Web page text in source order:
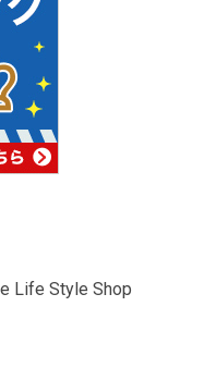
Life Style Shop